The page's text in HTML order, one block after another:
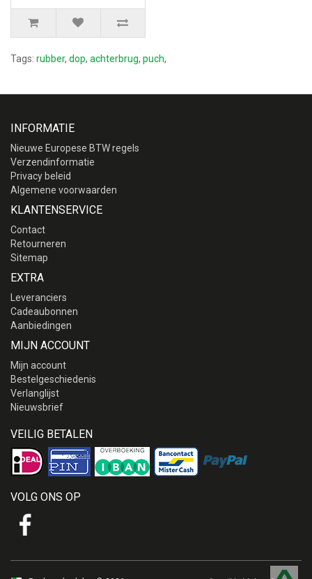
Tags: rubber, dop, achterbrug, puch,
INFORMATIE
Nieuwe Europese BTW regels
Verzendinformatie
Privacy beleid
Algemene voorwaarden
KLANTENSERVICE
Contact
Retourneren
Sitemap
EXTRA
Leveranciers
Cadeaubonnen
Aanbiedingen
MIJN ACCOUNT
Mijn account
Bestelgeschiedenis
Verlanglijst
Nieuwsbrief
VEILIG BETALEN
VOLG ONS OP